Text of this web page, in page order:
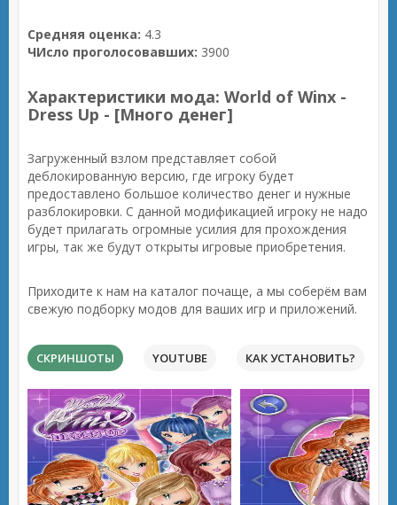
Средняя оценка: 4.3
ЧИсло проголосовавших: 3900
Характеристики мода: World of Winx -
Dress Up - [Много денег]
Загруженный взлом представляет собой
деблокированную версию, где игроку будет
предоставлено большое количество денег и нужные
разблокировки. С данной модификацией игроку не надо
будет прилагать огромные усилия для прохождения
игры, так же будут открыты игровые приобретения.
Приходите к нам на каталог почаще, а мы соберём вам
свежую подборку модов для ваших игр и приложений.
СКРИНШОТЫ YOUTUBE КАК УСТАНОВИТЬ?